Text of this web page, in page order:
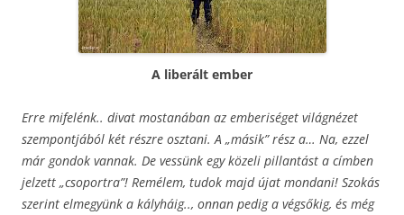
A liberált ember
Erre mifelénk.. divat mostanában az emberiséget világnézet
szempontjából két részre osztani. A „másik” rész a… Na, ezzel
már gondok vannak. De vessünk egy közeli pillantást a címben
jelzett „csoportra”! Remélem, tudok majd újat mondani! Szokás
szerint elmegyünk a kályháig.., onnan pedig a végsőkig, és még